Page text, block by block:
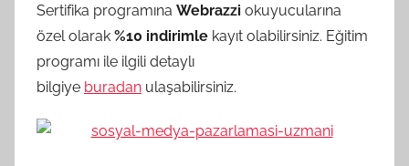
Sertifika programına Webrazzi okuyucularına
özel olarak %10 indirimle kayıt olabilirsiniz. Eğitim
programı ile ilgili detaylı
bilgiye buradan ulaşabilirsiniz.